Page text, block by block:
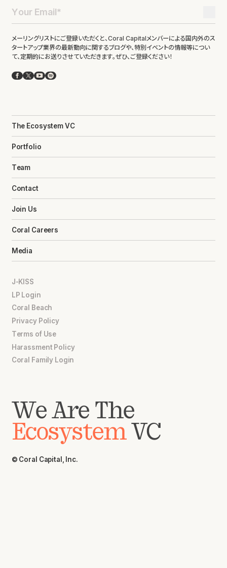
メーリングリストにご登録いただくと、Coral Capitalメンバーによる国内外のス
タートアップ業界の最新動向に関するブログや、特別イベントの情報等につい
て、定期的にお送りさせていただきます。ぜひ、ご登録ください！
Facebook
X YouTube
Spotify
The Ecosystem VC
Portfolio
Team
Contact
Join Us
Coral Careers
Media
J-KISS
LP Login
Coral Beach
Privacy Policy
Terms of Use
Harassment Policy
Coral Family Login
We Are The
EcosystemVC
© Coral Capital, Inc.